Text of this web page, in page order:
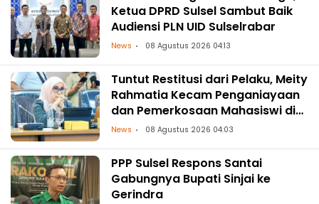
Ketua DPRD Sulsel Sambut Baik
Audiensi PLN UID Sulselrabar
News 08 Agustus 2026 04:13
Tuntut Restitusi dari Pelaku, Meity
Rahmatia Kecam Penganiayaan
dan Pemerkosaan Mahasiswi di
Makassar
News 08 Agustus 2026 04:03
PPP Sulsel Respons Santai
Gabungnya Bupati Sinjai ke
Gerindra